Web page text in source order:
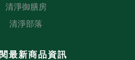
清淨御膳房
清淨部落
最新商品資訊